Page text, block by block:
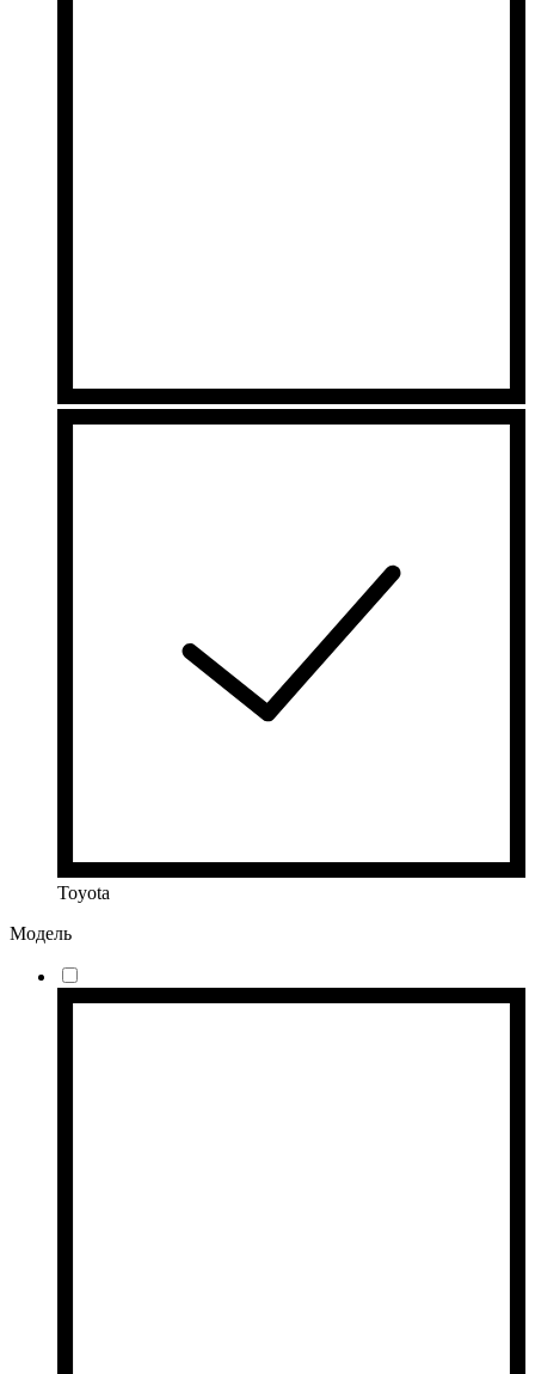
Toyota
Модель